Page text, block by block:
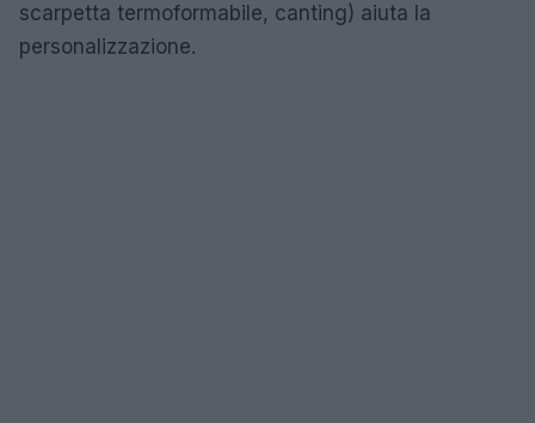
scarpetta termoformabile, canting) aiuta la
personalizzazione.